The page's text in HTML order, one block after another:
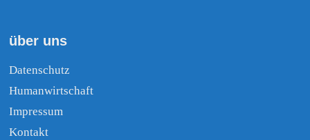
über uns
Datenschutz
Humanwirtschaft
Impressum
Kontakt